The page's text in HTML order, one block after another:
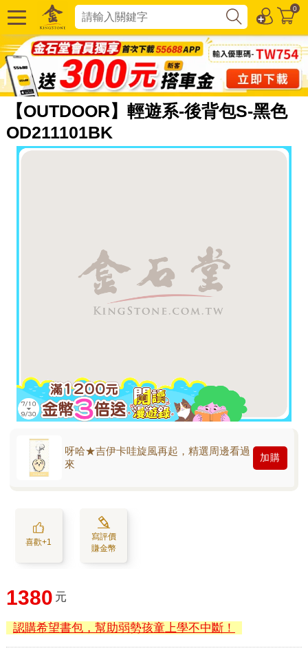
0
【OUTDOOR】輕遊系-後背包S-黑色
OD211101BK
呀哈★吉伊卡哇旋風再起，精選周邊看過
來
加購
喜歡+1
寫評價
賺金幣
1380 元
認購希望書包，幫助弱勢孩童上學不中斷！